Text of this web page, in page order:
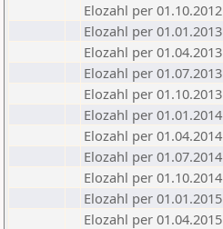
Elozahl per 01.10.2012
Elozahl per 01.01.2013
Elozahl per 01.04.2013
Elozahl per 01.07.2013
Elozahl per 01.10.2013
Elozahl per 01.01.2014
Elozahl per 01.04.2014
Elozahl per 01.07.2014
Elozahl per 01.10.2014
Elozahl per 01.01.2015
Elozahl per 01.04.2015